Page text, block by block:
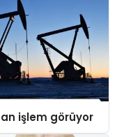
işlem görüyor